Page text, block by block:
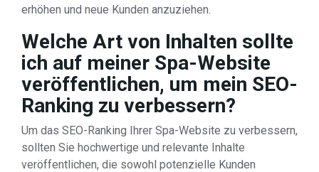
erhöhen und neue Kunden anzuziehen.
Welche Art von Inhalten sollte
ich auf meiner Spa-Website
veröffentlichen, um mein SEO-
Ranking zu verbessern?
Um das SEO-Ranking Ihrer Spa-Website zu verbessern,
sollten Sie hochwertige und relevante Inhalte
veröffentlichen, die sowohl potenzielle Kunden